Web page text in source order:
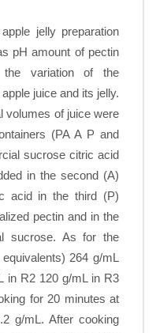
jelly preparation
pH amount of pectin
the variation of the
juice and its jelly.
volumes of juice were
(PA A P and
sucrose citric acid
in the second (A)
acid in the third (P)
pectin and in the
sucrose. As for the
264 g/mL
in R2 120 g/mL in R3
for 20 minutes at
g/mL. After cooking